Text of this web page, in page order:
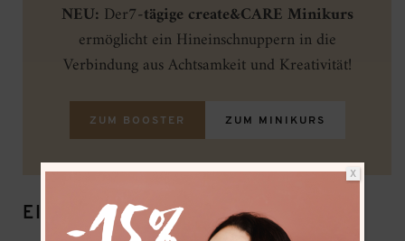
NEU: Der7-tägige create&CARE Minikurs
ermöglicht ein Hineinschnuppern in die
Verbindung aus Achtsamkeit und Kreativität!
ZUM BOOSTER ZUM MINIKURS
EIGENSCHAFTEN:
X